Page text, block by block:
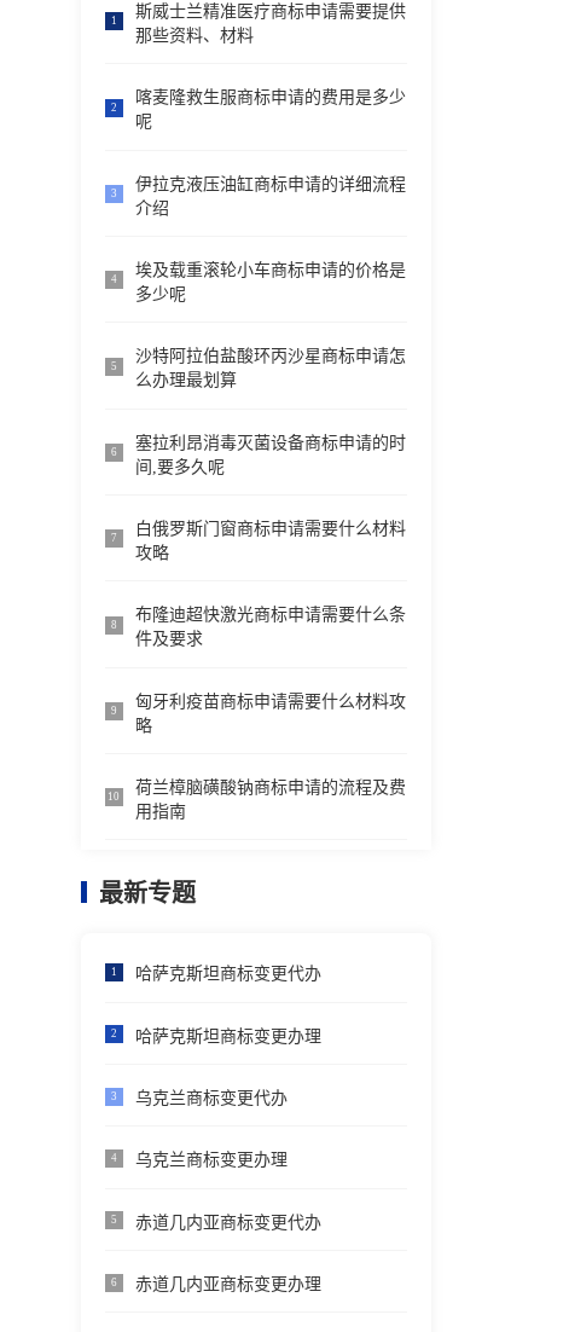
1
斯威士兰精准医疗商标申请需要提供
那些资料、材料
2
喀麦隆救生服商标申请的费用是多少
呢
3
伊拉克液压油缸商标申请的详细流程
介绍
4
埃及载重滚轮小车商标申请的价格是
多少呢
5
沙特阿拉伯盐酸环丙沙星商标申请怎
么办理最划算
6
塞拉利昂消毒灭菌设备商标申请的时
间,要多久呢
7
白俄罗斯门窗商标申请需要什么材料
攻略
8
布隆迪超快激光商标申请需要什么条
件及要求
9
匈牙利疫苗商标申请需要什么材料攻
略
10
荷兰樟脑磺酸钠商标申请的流程及费
用指南
最新专题
1 哈萨克斯坦商标变更代办
2 哈萨克斯坦商标变更办理
3 乌克兰商标变更代办
4 乌克兰商标变更办理
5 赤道几内亚商标变更代办
6 赤道几内亚商标变更办理